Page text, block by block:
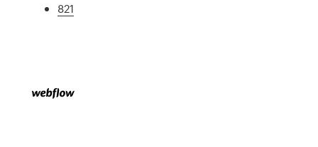
821